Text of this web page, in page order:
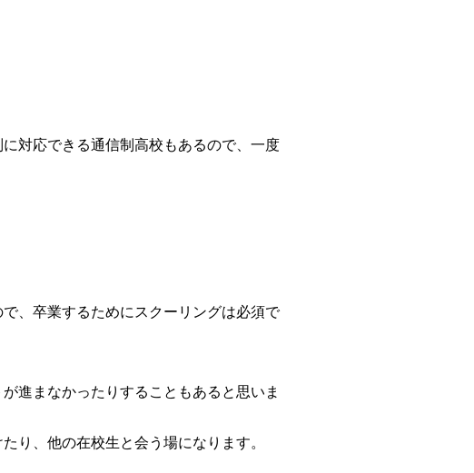
対応できる通信制高校もあるので、一度
、 卒業するためにスクーリングは必須で
進まなかったりすることもあると思いま
り、他の在校生と会う場になります。